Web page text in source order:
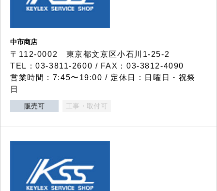
中市商店
〒112-0002 東京都文京区小石川1-25-2
TEL：03-3811-2600 / FAX：03-3812-4090
営業時間：7:45〜19:00 / 定休日：日曜日・祝祭
日
販売可 工事・取付可